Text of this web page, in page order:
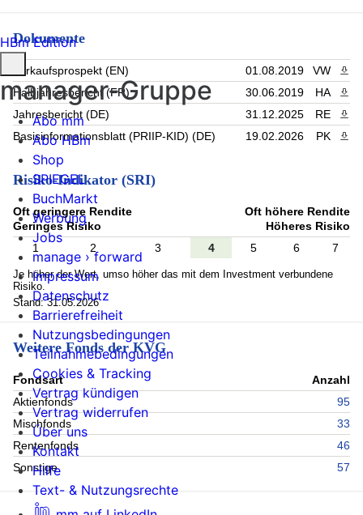
Dokumente
Verkaufsprospekt (EN) 01.08.2019 VW
Halbjahresbericht (FR)
30.06.2019 HA
Jahresbericht (DE)
31.12.2025 RE
Basisinformationsblatt (PRIIP-KID) (DE)
19.02.2026 PK
Risiko-Indikator (SRI)
Oft geringere Rendite
Geringes Risiko
Oft höhere Rendite
Höheres Risiko
1
2 3 4 5 6 7
Je höher der Wert, umso höher das mit dem Investment verbundene
Risiko.
Stand: 31.05.2026
Weitere Fonds der KVG
Fondsart
Anzahl
Aktienfonds
95
Mischfonds
33
Rentenfonds
46
Sonstige
57
HBm Edition
manager-Gruppe
Abo mm
Abo HBm
Shop
SPIEGEL
BuchMarkt
Werbung
Jobs
manage › forward
Impressum
Datenschutz
Barrierefreiheit
Nutzungsbedingungen
Teilnahmebedingungen
Cookies & Tracking
Vertrag kündigen
Vertrag widerrufen
Über uns
Kontakt
Hilfe
Text- & Nutzungsrechte